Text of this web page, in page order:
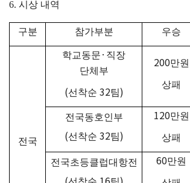
6. 시상 내역
구분 참가부분 우승
전국
학교동문 · 직장
단체부
(선착순 32팀)
200만원
상패
전국동호인부
(선착순 32팀)
120만원
상패
전국초등클럽대항전 60만원